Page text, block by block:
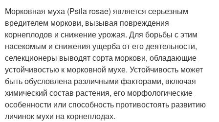
Морковная муха (Psila rosae) является серьезным
вредителем моркови, вызывая повреждения
корнеплодов и снижение урожая. Для борьбы с этим
насекомым и снижения ущерба от его деятельности,
селекционеры выводят сорта моркови, обладающие
устойчивостью к морковной мухе. Устойчивость может
быть обусловлена различными факторами, включая
химический состав растения, его морфологические
особенности или способность противостоять развитию
личинок мухи на корнеплодах.